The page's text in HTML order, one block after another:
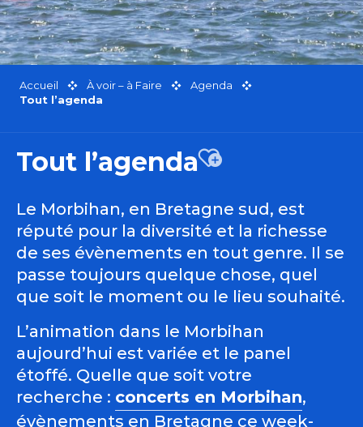
Accueil À voir – à Faire
Agenda
Tout l’agenda
Tout l’agendaAjouter aux
Le Morbihan, en Bretagne sud, est
réputé pour la diversité et la richesse
de ses évènements en tout genre. Il se
passe toujours quelque chose, quel
que soit le moment ou le lieu souhaité.
L’animation dans le Morbihan
aujourd’hui est variée et le panel
étoffé. Quelle que soit votre
recherche : concerts en Morbihan,
évènements en Bretagne ce week-